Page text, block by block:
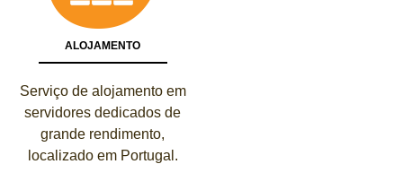
ALOJAMENTO
Serviço de alojamento em
servidores dedicados de
grande rendimento,
localizado em Portugal.